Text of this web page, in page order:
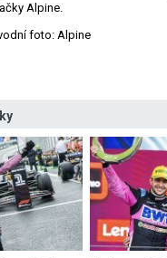
Alpine.
foto: Alpine